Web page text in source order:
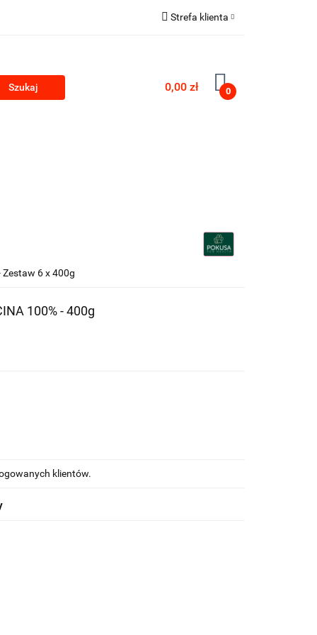
Strefa klienta
Zarejestruj się
Dodaj zgłoszenie
0,00 zł 0
Zestaw 6 x 400g
100% - 400g
klientów.